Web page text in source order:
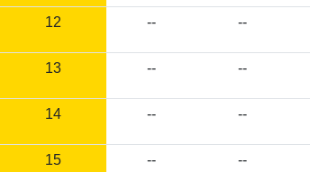
12 -- --
13 -- --
14 -- --
15 -- --